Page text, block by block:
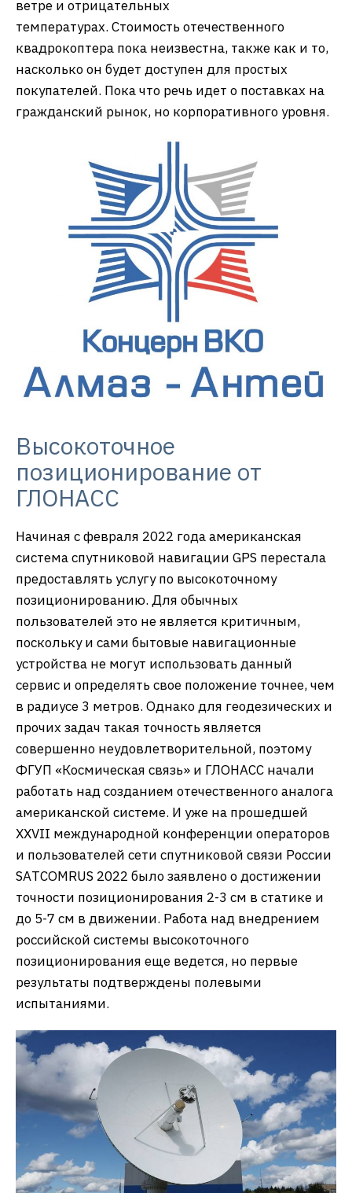
ветре и отрицательных
температурах. Стоимость отечественного
квадрокоптера пока неизвестна, также как и то,
насколько он будет доступен для простых
покупателей. Пока что речь идет о поставках на
гражданский рынок, но корпоративного уровня.
Высокоточное
позиционирование от
ГЛОНАСС
Начиная с февраля 2022 года американская
система спутниковой навигации GPS перестала
предоставлять услугу по высокоточному
позиционированию. Для обычных
пользователей это не является критичным,
поскольку и сами бытовые навигационные
устройства не могут использовать данный
сервис и определять свое положение точнее, чем
в радиусе 3 метров. Однако для геодезических и
прочих задач такая точность является
совершенно неудовлетворительной, поэтому
ФГУП «Космическая связь» и ГЛОНАСС начали
работать над созданием отечественного аналога
американской системе. И уже на прошедшей
XXVII международной конференции операторов
и пользователей сети спутниковой связи России
SАTCOMRUS 2022 было заявлено о достижении
точности позиционирования 2-3 см в статике и
до 5-7 см в движении. Работа над внедрением
российской системы высокоточного
позиционирования еще ведется, но первые
результаты подтверждены полевыми
испытаниями.